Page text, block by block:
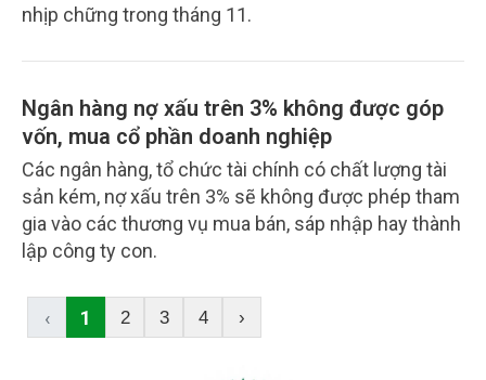
nhịp chững trong tháng 11.
Ngân hàng nợ xấu trên 3% không được góp
vốn, mua cổ phần doanh nghiệp
Các ngân hàng, tổ chức tài chính có chất lượng tài
sản kém, nợ xấu trên 3% sẽ không được phép tham
gia vào các thương vụ mua bán, sáp nhập hay thành
lập công ty con.
‹ 1 2 3 4 ›